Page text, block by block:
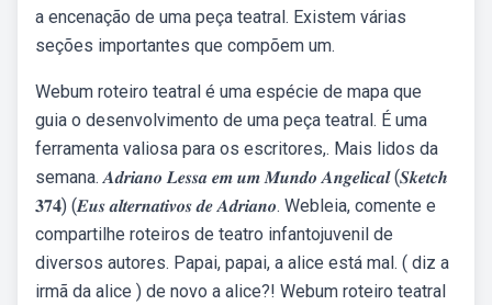
a encenação de uma peça teatral. Existem várias
seções importantes que compõem um.
Webum roteiro teatral é uma espécie de mapa que
guia o desenvolvimento de uma peça teatral. É uma
ferramenta valiosa para os escritores,. Mais lidos da
semana. 𝑨𝒅𝒓𝒊𝒂𝒏𝒐 𝑳𝒆𝒔𝒔𝒂 𝒆𝒎 𝒖𝒎 𝑴𝒖𝒏𝒅𝒐 𝑨𝒏𝒈𝒆𝒍𝒊𝒄𝒂𝒍 (𝑺𝒌𝒆𝒕𝒄𝒉
𝟑𝟕𝟒) (𝑬𝒖𝒔 𝒂𝒍𝒕𝒆𝒓𝒏𝒂𝒕𝒊𝒗𝒐𝒔 𝒅𝒆 𝑨𝒅𝒓𝒊𝒂𝒏𝒐. Webleia, comente e
compartilhe roteiros de teatro infantojuvenil de
diversos autores. Papai, papai, a alice está mal. ( diz a
irmã da alice ) de novo a alice?! Webum roteiro teatral